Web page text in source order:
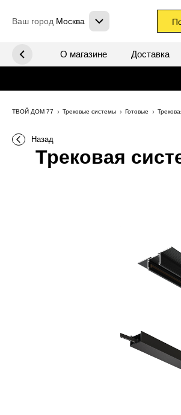
Ваш город Москва
систем О магазине Доставка
ТВОЙ ДОМ 77 Трековые системы Готовые
Назад
Трековая